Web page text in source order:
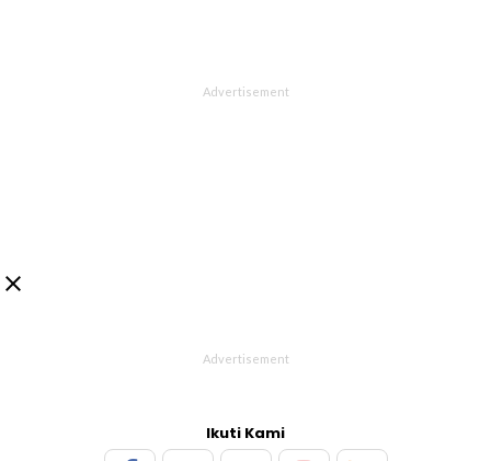

Ikuti Kami